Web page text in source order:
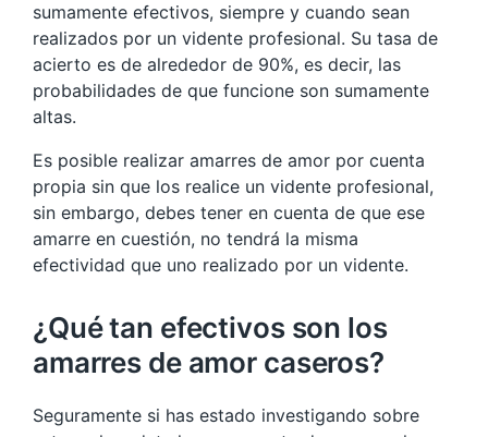
sumamente efectivos, siempre y cuando sean
realizados por un vidente profesional. Su tasa de
acierto es de alrededor de 90%, es decir, las
probabilidades de que funcione son sumamente
altas.
Es posible realizar amarres de amor por cuenta
propia sin que los realice un vidente profesional,
sin embargo, debes tener en cuenta de que ese
amarre en cuestión, no tendrá la misma
efectividad que uno realizado por un vidente.
¿Qué tan efectivos son los
amarres de amor caseros?
Seguramente si has estado investigando sobre